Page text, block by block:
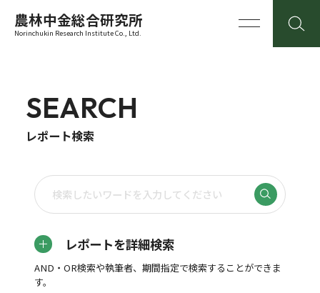
農林中金総合研究所
Norinchukin Research Institute Co., Ltd.
SEARCH
レポート検索
レポートを詳細検索
AND・OR検索や執筆者、期間指定で検索することができま
す。